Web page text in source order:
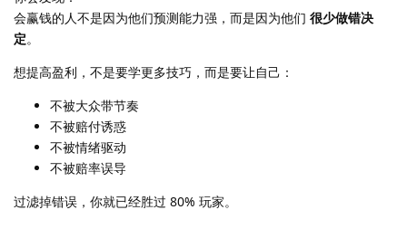
会赢钱的人不是因为他们预测能力强，而是因为他们 很少做错决
定。
想提高盈利，不是要学更多技巧，而是要让自己：
不被大众带节奏
不被赔付诱惑
不被情绪驱动
不被赔率误导
过滤掉错误，你就已经胜过 80% 玩家。